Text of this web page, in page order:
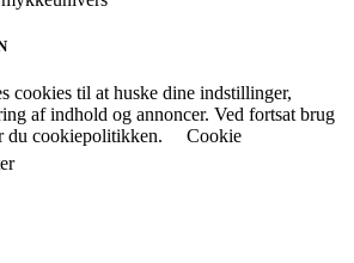
cookies til at huske dine indstillinger,
af indhold og annoncer. Ved fortsat brug
du cookiepolitikken.
Cookie